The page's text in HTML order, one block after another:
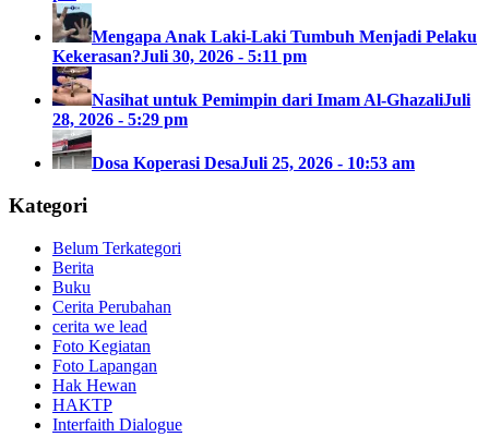
Mengapa Anak Laki-Laki Tumbuh Menjadi Pelaku
Kekerasan?Juli 30, 2026 - 5:11 pm
Nasihat untuk Pemimpin dari Imam Al-GhazaliJuli
28, 2026 - 5:29 pm
Dosa Koperasi DesaJuli 25, 2026 - 10:53 am
Kategori
Belum Terkategori
Berita
Buku
Cerita Perubahan
cerita we lead
Foto Kegiatan
Foto Lapangan
Hak Hewan
HAKTP
Interfaith Dialogue